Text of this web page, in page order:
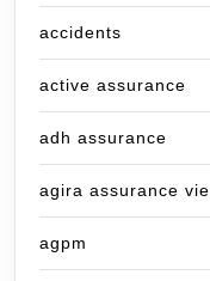
accidents
active assurance
adh assurance
agira assurance vie
agpm